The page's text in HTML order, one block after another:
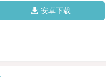
安卓下载